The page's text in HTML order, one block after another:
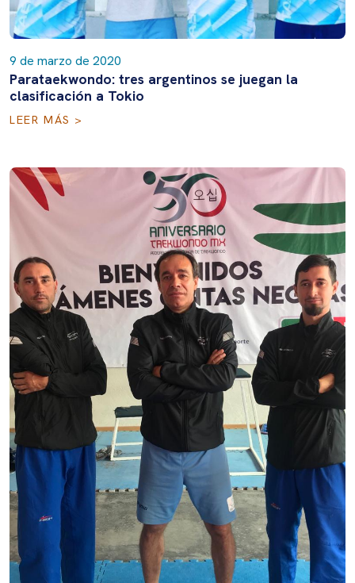
9 de marzo de 2020
Parataekwondo: tres argentinos se juegan la
clasificación a Tokio
LEER MÁS >